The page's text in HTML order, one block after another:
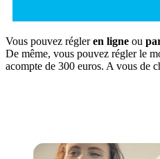
Vous pouvez régleren ligne ou
De même, vous pouvez régler le
acompte de 300 euros. A vous de